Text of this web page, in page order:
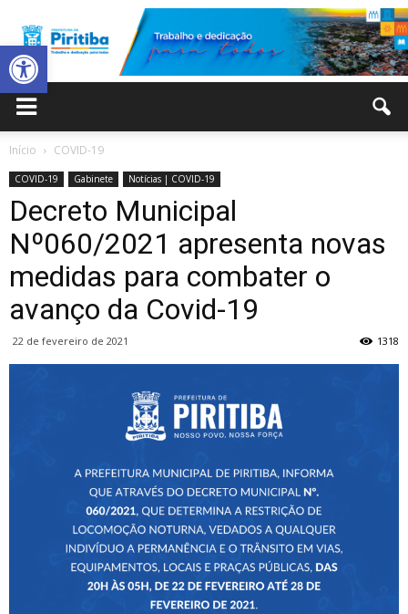
Abrir a barra de ferramentas
Municipal
de
Piritiba
Início COVID-19
COVID-19 Gabinete Notícias | COVID-19
Decreto Municipal
Nº060/2021 apresenta novas
medidas para combater o
avanço da Covid-19
22 de fevereiro de 2021 1318